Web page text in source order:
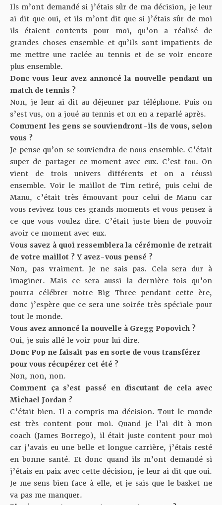
Ils m’ont demandé si j’étais sûr de ma décision, je leur
ai dit que oui, et ils m’ont dit que si j’étais sûr de moi
ils étaient contents pour moi, qu’on a réalisé de
grandes choses ensemble et qu’ils sont impatients de
me mettre une raclée au tennis et de se voir encore
plus ensemble.
Donc vous leur avez annoncé la nouvelle pendant un
match de tennis ?
Non, je leur ai dit au déjeuner par téléphone. Puis on
s’est vus, on a joué au tennis et on en a reparlé après.
Comment les gens se souviendront-ils de vous, selon
vous ?
Je pense qu’on se souviendra de nous ensemble. C’était
super de partager ce moment avec eux. C’est fou. On
vient de trois univers différents et on a réussi
ensemble. Voir le maillot de Tim retiré, puis celui de
Manu, c’était très émouvant pour celui de Manu car
vous revivez tous ces grands moments et vous pensez à
ce que vous voulez dire. C’était juste bien de pouvoir
avoir ce moment avec eux.
Vous savez à quoi ressemblera la cérémonie de retrait
de votre maillot ? Y avez-vous pensé ?
Non, pas vraiment. Je ne sais pas. Cela sera dur à
imaginer. Mais ce sera aussi la dernière fois qu’on
pourra célébrer notre Big Three pendant cette ère,
donc j’espère que ce sera une soirée très spéciale pour
tout le monde.
Vous avez annoncé la nouvelle à Gregg Popovich ?
Oui, je suis allé le voir pour lui dire.
Donc Pop ne faisait pas en sorte de vous transférer
pour vous récupérer cet été ?
Non, non, non.
Comment ça s’est passé en discutant de cela avec
Michael Jordan ?
C’était bien. Il a compris ma décision. Tout le monde
est très content pour moi. Quand je l’ai dit à mon
coach (James Borrego), il était juste content pour moi
car j’avais eu une belle et longue carrière, j’étais resté
en bonne santé. Et donc quand ils m’ont demandé si
j’étais en paix avec cette décision, je leur ai dit que oui.
Je me sens bien face à elle, et je sais que le basket ne
va pas me manquer.